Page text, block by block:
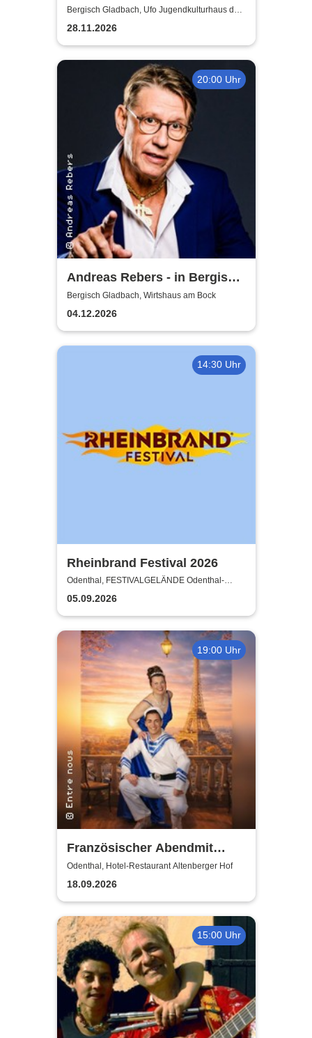
Strasse auf die Tour
Bergisch Gladbach, Ufo Jugendkulturhaus der
AWO
28.11.2026
20:00 Uhr
Andreas Rebers - in Bergisch
Gladbach
Bergisch Gladbach, Wirtshaus am Bock
04.12.2026
14:30 Uhr
Rheinbrand Festival 2026
Odenthal, FESTIVALGELÄNDE Odenthal-
Eikamp
05.09.2026
19:00 Uhr
Französischer Abendmit
Entre nous
Odenthal, Hotel-Restaurant Altenberger Hof
18.09.2026
15:00 Uhr